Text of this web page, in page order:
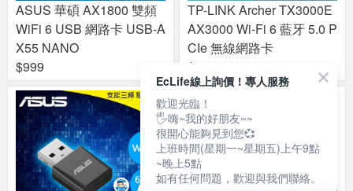
ASUS 華碩 AX1800 雙頻
WiFi 6 USB 網路卡 USB-A
X55 NANO
$999
TP-LINK Archer TX3000E
AX3000 Wi-Fi 6 藍牙 5.0 P
CIe 無線網路卡
$1290
EcLife線上詢價！專人服務
歡迎光臨！
🖐嗨~我的好朋友~~
很開心能夠見到您💞
上班時間(星期一~星期五)上午9點
~晚上5點
如有任何問題，歡迎與我們聯絡。